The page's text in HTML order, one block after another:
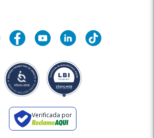
Verificada por